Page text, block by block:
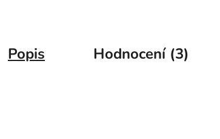
Popis Hodnocení (3)